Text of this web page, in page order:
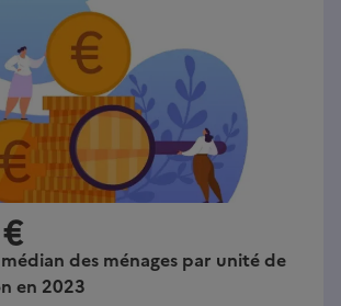
des ménages par unité de
en 2023